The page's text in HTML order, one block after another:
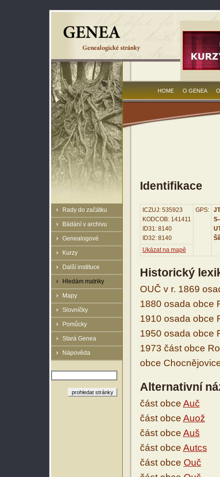
Rady do začátku
Bádání v archivu
Genealogové
Kurzy
Další instituce
Hledám matriky
Mapy
Slovníčky
Pomůcky
Stará Genea
Nápověda
HOME O GENEA
Identifikace
ICZUJ: 535923
KODCOB: 141411
ID31: 8140
ID32: 8140
GPS:
Ukázat na mapě
Historický
OUČ v r. 1869
1880 osada obce
1910 osada obce
1950 osada obce
1973 část obce
obce
Alternativní
část obce Auč
část obce Auož
část obce Auš
část obce Autcs
část obce Ouč